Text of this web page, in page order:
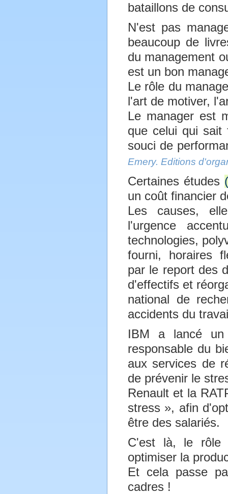
bataillons de
N'est pas
beaucoup de
du management
est un bon
Le rôle du
l'art de motiver,
Le manager est
que celui qui sait
souci de
Emery. Editions
Certaines études
un coût financier
Les causes,
l'urgence
technologies,
fourni, horaires
par le report des
d'effectifs et
national de
accidents du
IBM a lancé un
responsable du
aux services de
de prévenir le
Renault et la
stress », afin
être des salariés.
C'est là, le rôle
optimiser la
Et cela passe
cadres !